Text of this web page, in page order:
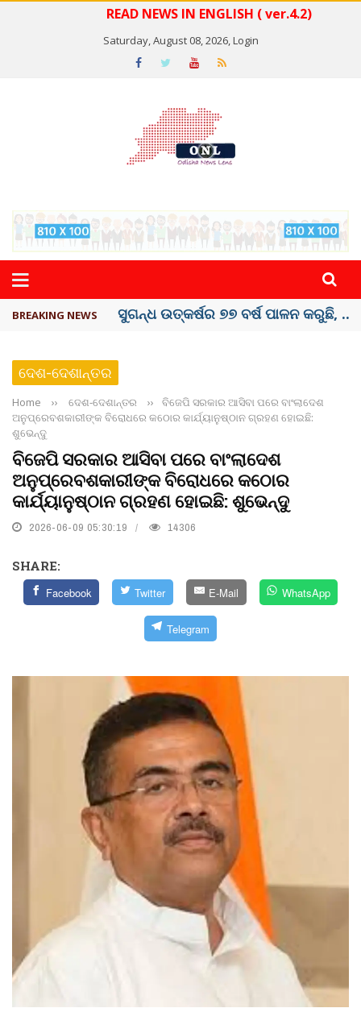
READ NEWS IN ENGLISH ( ver.4.2)
Saturday, August 08, 2026,Login
BREAKING NEWS ୟୁପିଆଇ ଓ ଅନ୍ୟାନ୍ୟ ଡିଜିଟାଲ୍ ନେଣଦେଣ ...
ଦେଶ-ଦେଶାନ୍ତର
Home ›› ଦେଶ-ଦେଶାନ୍ତର ››
ବିଜେପି ସରକାର ଆସିବା ପରେ ବାଂଲାଦେଶ
ଅନୁପ୍ରେବଶକାରୀଙ୍କ ବିରୋଧରେ କଠୋର କାର୍ଯ୍ୟାନୁଷ୍ଠାନ ଗ୍ରହଣ ହୋଇଛି:
ଶୁଭେନ୍ଦୁ
ବିଜେପି ସରକାର ଆସିବା ପରେ ବାଂଲାଦେଶ
ଅନୁପ୍ରେବଶକାରୀଙ୍କ ବିରୋଧରେ କଠୋର
କାର୍ଯ୍ୟାନୁଷ୍ଠାନ ଗ୍ରହଣ ହୋଇଛି: ଶୁଭେନ୍ଦୁ
2026-06-09 05:30:19 14306
SHARE:
Facebook Twitter E-Mail WhatsApp
Telegram